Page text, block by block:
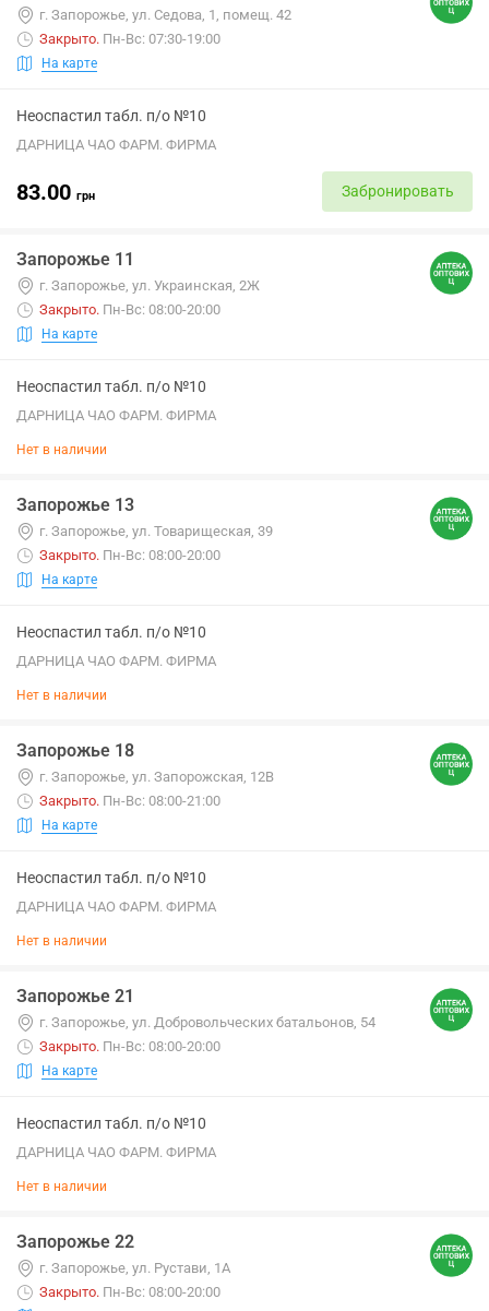
г. Запорожье, ул. Седова, 1, помещ. 42
Закрыто. Пн-Вс: 07:30-19:00
На карте
Неоспастил табл. п/о №10
ДАРНИЦА ЧАО ФАРМ. ФИРМА
83.00 грн Забронировать
Запорожье 11
г. Запорожье, ул. Украинская, 2Ж
Закрыто. Пн-Вс: 08:00-20:00
На карте
Неоспастил табл. п/о №10
ДАРНИЦА ЧАО ФАРМ. ФИРМА
Нет в наличии
Запорожье 13
г. Запорожье, ул. Товарищеская, 39
Закрыто. Пн-Вс: 08:00-20:00
На карте
Неоспастил табл. п/о №10
ДАРНИЦА ЧАО ФАРМ. ФИРМА
Нет в наличии
Запорожье 18
г. Запорожье, ул. Запорожская, 12В
Закрыто. Пн-Вс: 08:00-21:00
На карте
Неоспастил табл. п/о №10
ДАРНИЦА ЧАО ФАРМ. ФИРМА
Нет в наличии
Запорожье 21
г. Запорожье, ул. Добровольческих батальонов, 54
Закрыто. Пн-Вс: 08:00-20:00
На карте
Неоспастил табл. п/о №10
ДАРНИЦА ЧАО ФАРМ. ФИРМА
Нет в наличии
Запорожье 22
г. Запорожье, ул. Рустави, 1А
Закрыто. Пн-Вс: 08:00-20:00